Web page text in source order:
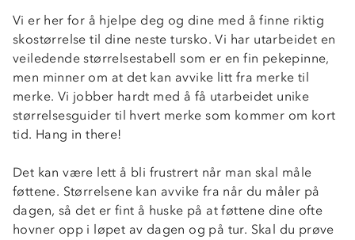
Vi er her for å hjelpe deg og dine med å finne riktig
skostørrelse til dine neste tursko. Vi har utarbeidet en
veiledende størrelsestabell som er en fin pekepinne,
men minner om at det kan avvike litt fra merke til
merke. Vi jobber hardt med å få utarbeidet unike
størrelsesguider til hvert merke som kommer om kort
tid. Hang in there!
Det kan være lett å bli frustrert når man skal måle
føttene. Størrelsene kan avvike fra når du måler på
dagen, så det er fint å huske på at føttene dine ofte
hovner opp i løpet av dagen og på tur. Skal du prøve